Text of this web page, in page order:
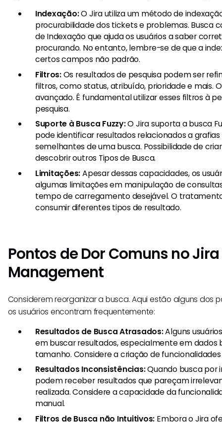
Indexação:O Jira utiliza um método de
procurabilidade dos tickets e problemas. Busca
de Indexação que ajuda os usuários a saber
procurando. No entanto, lembre-se de que a
certos campos não padrão.
Filtros:Os resultados de pesquisa podem ser
filtros, como status, atribuído, prioridade e mais.
avançado. É fundamental utilizar esses filtros à
pesquisa.
Suporte à Busca Fuzzy:O Jira suporta a busca
pode identificar resultados relacionados a
semelhantes de uma busca. Possibilidade de
descobrir outros Tipos de Busca.
Limitações:Apesar dessas capacidades, os
algumas limitações em manipulação de
tempo de carregamento desejável. O
consumir diferentes tipos de resultado.
Pontos de Dor Comuns no
Management
Considerem reorganizar a busca. Aqui estão alguns dos
os usuários encontram frequentemente:
Resultados de Busca Atrasados:Alguns
em buscar resultados, especialmente em dados
tamanho. Considere a criação de
Resultados Inconsistências:Quando busca por
podem receber resultados que pareçam
realizada. Considere a capacidade da
manual.
Filtros de Busca não Intuitivos: Embora o Jira